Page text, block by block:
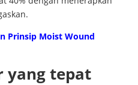
Prinsip Moist Wound
yang tepat